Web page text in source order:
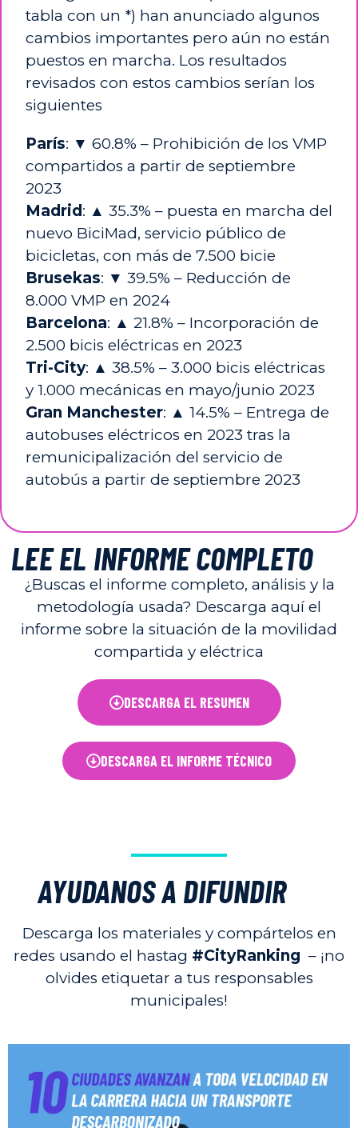
tabla con un *) han anunciado algunos
cambios importantes pero aún no están
puestos en marcha. Los resultados
revisados con estos cambios serían los
siguientes
París: ▼ 60.8% – Prohibición de los VMP
compartidos a partir de septiembre
2023
Madrid : ▲ 35.3% – puesta en marcha del
nuevo BiciMad, servicio público de
bicicletas, con más de 7.500 bicie
Brusekas: ▼ 39.5% – Reducción de
8.000 VMP en 2024
Barcelona: ▲ 21.8% – Incorporación de
2.500 bicis eléctricas en 2023
Tri-City: ▲ 38.5% – 3.000 bicis eléctricas
y 1.000 mecánicas en mayo/junio 2023
Gran Manchester: ▲ 14.5% – Entrega de
autobuses eléctricos en 2023 tras la
remunicipalización del servicio de
autobús a partir de septiembre 2023
LEE EL INFORME COMPLETO
¿Buscas el informe completo, análisis y la
metodología usada? Descarga aquí el
informe sobre la situación de la movilidad
compartida y eléctrica
DESCARGA EL RESUMEN
DESCARGA EL INFORME TÉCNICO
AYUDANOS A DIFUNDIR
Descarga los materiales y compártelos en
redes usando el hastag #CityRanking – ¡no
olvides etiquetar a tus responsables
municipales!